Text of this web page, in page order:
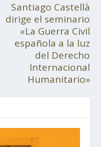
Santiago Castellà
dirige el seminario
«La Guerra Civil
española a la luz
del Derecho
Internacional
Humanitario»